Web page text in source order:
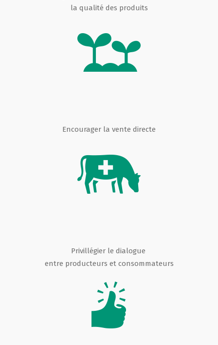
la qualité des produits
Encourager la vente directe
Privillégier le dialogue
entre producteurs et consommateurs